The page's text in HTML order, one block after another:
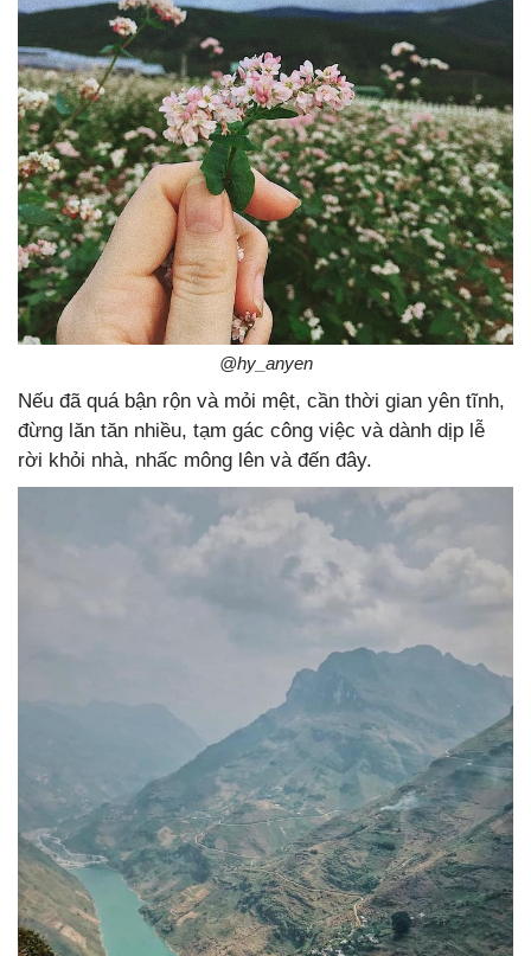
@hy_anyen​
Nếu đã quá bận rộn và mỏi mệt, cần thời gian yên tĩnh,
đừng lăn tăn nhiều, tạm gác công việc và dành dịp lễ
rời khỏi nhà, nhấc mông lên và đến đây.